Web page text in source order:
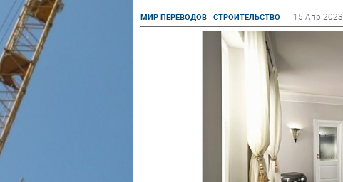
МИР ПЕРЕВОДОВ: СТРОИТЕЛЬСТВО 15 Апр 2023